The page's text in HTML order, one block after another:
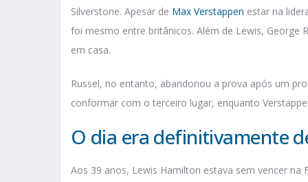
Silverstone. Apesar de Max Verstappen estar na
foi mesmo entre britânicos. Além de Lewis, George
em casa.
Russel, no entanto, abandonou a prova após um
conformar com o terceiro lugar, enquanto
O dia era definitivamente
Aos 39 anos, Lewis Hamilton estava sem vencer na